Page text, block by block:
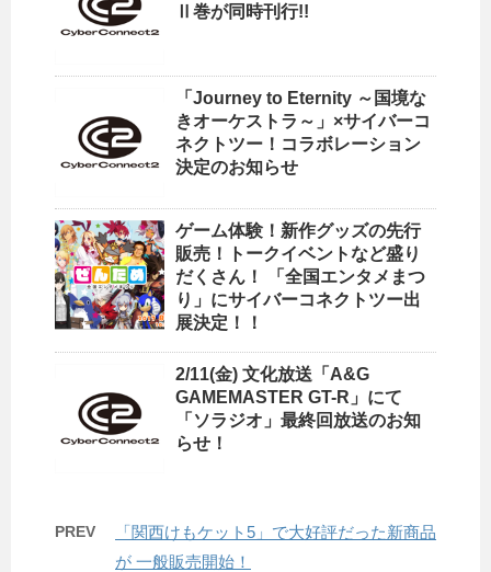
Ⅱ巻が同時刊行!!
「Journey to Eternity ～国境な
きオーケストラ～」×サイバーコ
ネクトツー！コラボレーション
決定のお知らせ
ゲーム体験！新作グッズの先行
販売！トークイベントなど盛り
だくさん！ 「全国エンタメまつ
り」にサイバーコネクトツー出
展決定！！
2/11(金) 文化放送「A&G
GAMEMASTER GT-R」にて
「ソラジオ」最終回放送のお知
らせ！
PREV
「関西けもケット5」で大好評だった新商品
が 一般販売開始！